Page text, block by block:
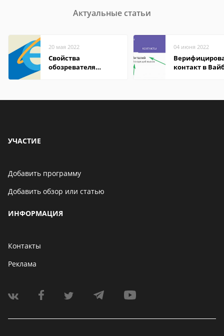
Актуальные статьи
20 мая 2022
Свойства
обозревателя
04 июня 2022
контакт в
УЧАСТИЕ
Добавить программу
Добавить обзор или статью
ИНФОРМАЦИЯ
Контакты
Реклама